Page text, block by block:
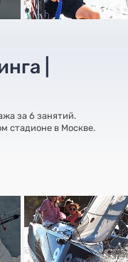
|
за 6 занятий.
стадионе в Москве.